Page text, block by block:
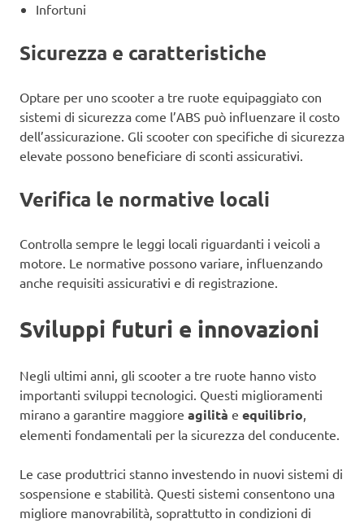
Infortuni
Sicurezza e caratteristiche
Optare per uno scooter a tre ruote equipaggiato con
sistemi di sicurezza come l’ABS può influenzare il costo
dell’assicurazione. Gli scooter con specifiche di sicurezza
elevate possono beneficiare di sconti assicurativi.
Verifica le normative locali
Controlla sempre le leggi locali riguardanti i veicoli a
motore. Le normative possono variare, influenzando
anche requisiti assicurativi e di registrazione.
Sviluppi futuri e innovazioni
Negli ultimi anni, gli scooter a tre ruote hanno visto
importanti sviluppi tecnologici. Questi miglioramenti
mirano a garantire maggiore agilità e equilibrio,
elementi fondamentali per la sicurezza del conducente.
Le case produttrici stanno investendo in nuovi sistemi di
sospensione e stabilità. Questi sistemi consentono una
migliore manovrabilità, soprattutto in condizioni di